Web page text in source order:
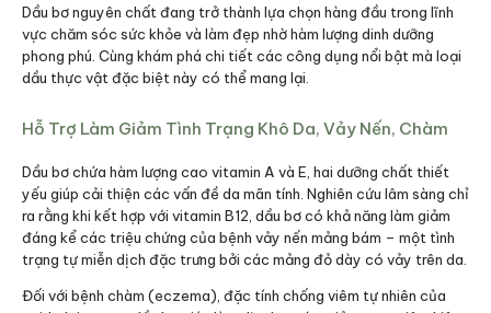
Dầu bơ nguyên chất đang trở thành lựa chọn hàng đầu trong lĩnh
vực chăm sóc sức khỏe và làm đẹp nhờ hàm lượng dinh dưỡng
phong phú. Cùng khám phá chi tiết các công dụng nổi bật mà loại
dầu thực vật đặc biệt này có thể mang lại.
Hỗ Trợ Làm Giảm Tình Trạng Khô Da, Vảy Nến, Chàm
Dầu bơ chứa hàm lượng cao vitamin A và E, hai dưỡng chất thiết
yếu giúp cải thiện các vấn đề da mãn tính. Nghiên cứu lâm sàng chỉ
ra rằng khi kết hợp với vitamin B12, dầu bơ có khả năng làm giảm
đáng kể các triệu chứng của bệnh vảy nến mảng bám – một tình
trạng tự miễn dịch đặc trưng bởi các mảng đỏ dày có vảy trên da.
Đối với bệnh chàm (eczema), đặc tính chống viêm tự nhiên của